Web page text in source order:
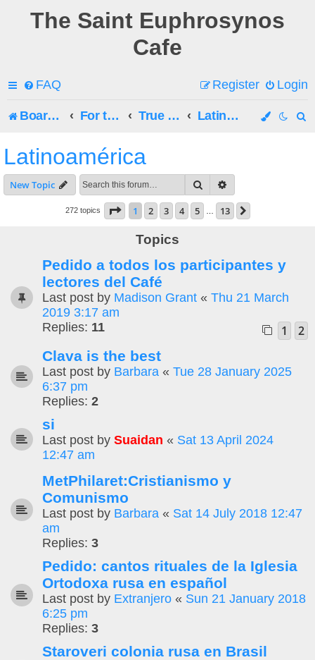
The Saint Euphrosynos
Cafe
FAQ Login
Register
Board index For the Latest Posts, See the Chat! True Orthodox Christian Churches Latinoamérica
Latinoamérica
New Topic Search
272 topics Page 1of 13
1 2 3 4 5 13
Topics
Pedido a todos los participantes y
lectores del Café
Last post by Madison Grant « Thu 21 March
2019 3:17 am
Replies: 11 1 2
Clava is the best
Last post by Barbara « Tue 28 January 2025
6:37 pm
Replies: 2
si
Last post by Suaidan « Sat 13 April 2024
12:47 am
MetPhilaret:Cristianismo y
Comunismo
Last post by Barbara « Sat 14 July 2018 12:47
am
Replies: 3
Pedido: cantos rituales de la Iglesia
Ortodoxa rusa en español
Last post by Extranjero « Sun 21 January 2018
6:25 pm
Replies: 3
Staroveri colonia rusa en Brasil